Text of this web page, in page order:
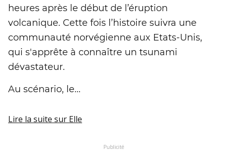
heures après le début de l’éruption
volcanique. Cette fois l’histoire suivra une
communauté norvégienne aux Etats-Unis,
qui s'apprête à connaître un tsunami
dévastateur.
Au scénario, le...
Lire la suite sur Elle
Publicité